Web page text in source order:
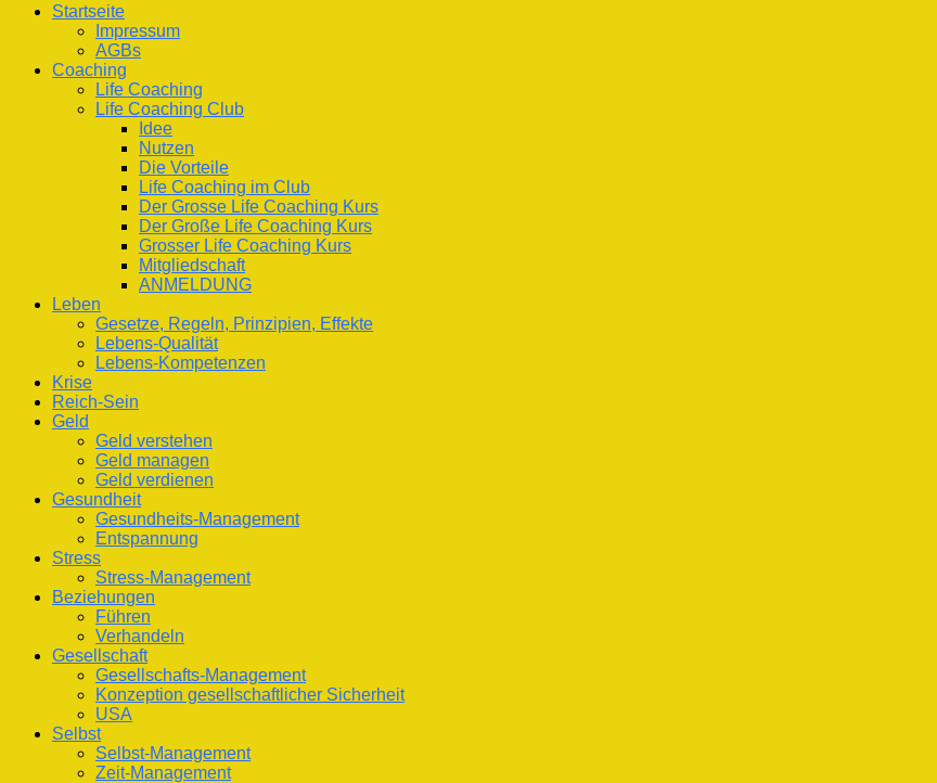
Life Coaching Club
Für Deine Lebenskompetenz
Startseite
Impressum
AGBs
Coaching
Life Coaching
Life Coaching Club
Idee
Nutzen
Die Vorteile
Life Coaching im Club
Der Grosse Life Coaching Kurs
Der Große Life Coaching Kurs
Grosser Life Coaching Kurs
Mitgliedschaft
ANMELDUNG
Leben
Gesetze, Regeln, Prinzipien, Effekte
Lebens-Qualität
Lebens-Kompetenzen
Krise
Reich-Sein
Geld
Geld verstehen
Geld managen
Geld verdienen
Gesundheit
Gesundheits-Management
Entspannung
Stress
Stress-Management
Beziehungen
Führen
Verhandeln
Gesellschaft
Gesellschafts-Management
Konzeption gesellschaftlicher Sicherheit
USA
Selbst
Selbst-Management
Zeit-Management